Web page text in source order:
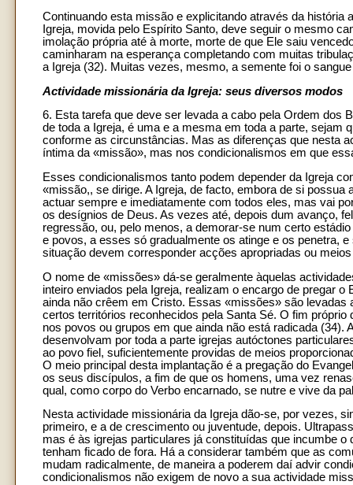
Continuando esta missão e explicitando através da
Igreja, movida pelo Espírito Santo, deve seguir o mesmo
imolação própria até à morte, morte de que Ele saiu
caminharam na esperança completando com muitas
a Igreja (32). Muitas vezes, mesmo, a semente foi o
Actividade missionária da Igreja: seus diversos modos
6. Esta tarefa que deve ser levada a cabo pela Ordem dos
de toda a Igreja, é uma e a mesma em toda a parte, sejam
conforme as circunstâncias. Mas as diferenças que nesta
íntima da «missão», mas nos condicionalismos em que
Esses condicionalismos tanto podem depender da Igreja
«missão,, se dirige. A Igreja, de facto, embora de si
actuar sempre e imediatamente com todos eles, mas vai
os desígnios de Deus. As vezes até, depois dum avanço,
regressão, ou, pelo menos, a demorar-se num certo
e povos, a esses só gradualmente os atinge e os penetra,
situação devem corresponder acções apropriadas ou
O nome de «missões» dá-se geralmente àquelas
inteiro enviados pela Igreja, realizam o encargo de pregar
ainda não crêem em Cristo. Essas «missões» são
certos territórios reconhecidos pela Santa Sé. O fim
nos povos ou grupos em que ainda não está radicada
desenvolvam por toda a parte igrejas autóctones
ao povo fiel, suficientemente providas de meios
O meio principal desta implantação é a pregação do
os seus discípulos, a fim de que os homens, uma vez
qual, como corpo do Verbo encarnado, se nutre e vive da
Nesta actividade missionária da Igreja dão-se, por vezes,
primeiro, e a de crescimento ou juventude, depois.
mas é às igrejas particulares já constituídas que incumbe
tenham ficado de fora. Há a considerar também que as
mudam radicalmente, de maneira a poderem daí advir
condicionalismos não exigem de novo a sua actividade